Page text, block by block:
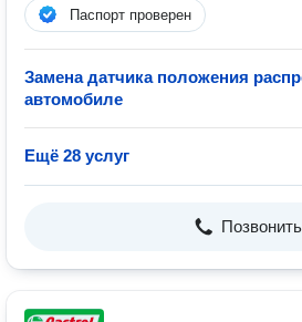
Паспорт проверен
Замена датчика положения
автомобиле
Ещё 28 услуг
Позвонить